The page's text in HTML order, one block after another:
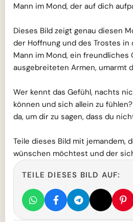
Mann im Mond, der auf dich
Dieses Bild zeigt genau diesen
der Hoffnung und des Trostes in
Mann im Mond, ein freundliches
ausgebreiteten Armen, umarmt
Wer kennt das Gefühl, nachts
können und sich allein zu
da, um dir zu sagen, dass du
Teile dieses Bild mit jemandem,
wünschen möchtest und der
TEILE DIESES BILD AUF: